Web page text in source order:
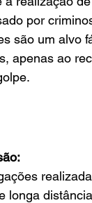
por
são um alvo
apenas ao
longa